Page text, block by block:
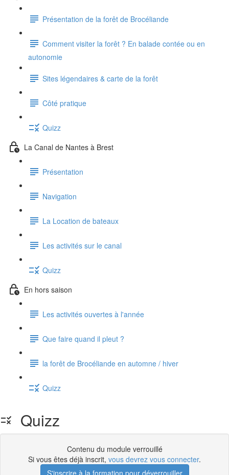
Présentation de la forêt de Brocéliande
Comment visiter la forêt ? En balade contée ou en
autonomie
Sites légendaires & carte de la forêt
Côté pratique
Quizz
La Canal de Nantes à Brest
Présentation
Navigation
La Location de bateaux
Les activités sur le canal
Quizz
En hors saison
Les activités ouvertes à l'année
Que faire quand il pleut ?
la forêt de Brocéliande en automne / hiver
Quizz
Quizz
Contenu du module verrouillé
Si vous êtes déjà inscrit, vous devrez vous connecter.
S'inscrire à la formation pour déverrouiller